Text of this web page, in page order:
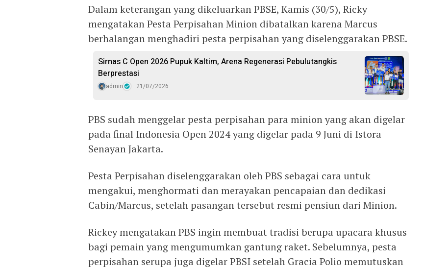
Dalam keterangan yang dikeluarkan PBSE, Kamis (30/5), Ricky
mengatakan Pesta Perpisahan Minion dibatalkan karena Marcus
berhalangan menghadiri pesta perpisahan yang diselenggarakan PBSE.
Sirnas C Open 2026 Pupuk Kaltim, Arena Regenerasi Pebulutangkis
Berprestasi
admin 21/07/2026
PBS sudah menggelar pesta perpisahan para minion yang akan digelar
pada final Indonesia Open 2024 yang digelar pada 9 Juni di Istora
Senayan Jakarta.
Pesta Perpisahan diselenggarakan oleh PBS sebagai cara untuk
mengakui, menghormati dan merayakan pencapaian dan dedikasi
Cabin/Marcus, setelah pasangan tersebut resmi pensiun dari Minion.
Rickey mengatakan PBS ingin membuat tradisi berupa upacara khusus
bagi pemain yang mengumumkan gantung raket. Sebelumnya, pesta
perpisahan serupa juga digelar PBSI setelah Gracia Polio memutuskan